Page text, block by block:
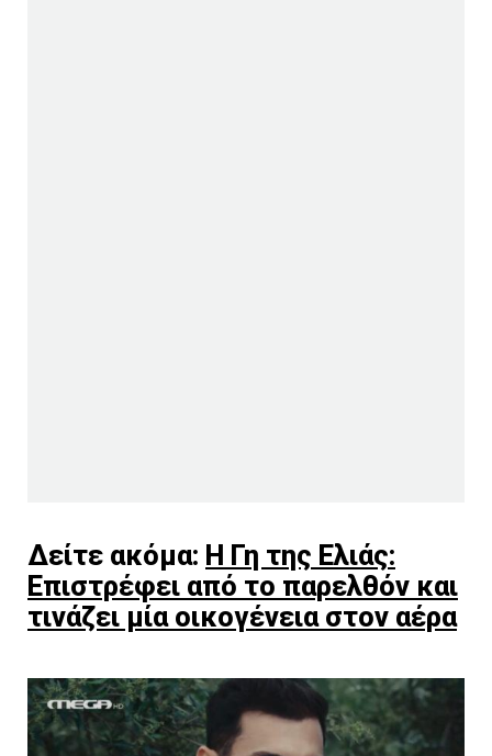
Δείτε ακόμα: Η Γη της Ελιάς:
Επιστρέφει από το παρελθόν και
τινάζει μία οικογένεια στον αέρα